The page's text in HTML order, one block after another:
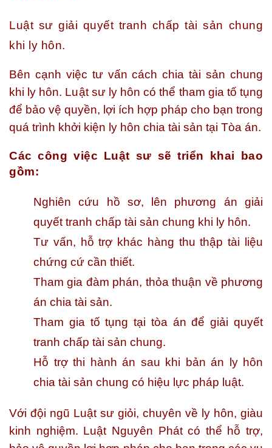
Luật sư giải quyết tranh chấp tài sản chung
khi ly hôn.
Bên cạnh việc tư vấn cách chia tài sản chung
khi ly hôn. Luật sư ly hôn có thể tham gia tố tụng
để bảo vệ quyền, lợi ích hợp pháp cho bạn trong
quá trình khởi kiện ly hôn chia tài sản tại Tòa án.
Các công việc Luật sư sẽ triển khai bao
gồm:
Nghiên cứu hồ sơ, lên phương án giải
quyết tranh chấp tài sản chung khi ly hôn.
Tư vấn, hỗ trợ khác hàng thu thập tài liệu
chứng cứ cần thiết.
Tham gia đàm phán, thỏa thuận về phương
án chia tài sản.
Tham gia tố tụng tại tòa án để giải quyết
tranh chấp tài sản chung.
Hỗ trợ thi hành án sau khi bản án ly hôn
chia tài sản chung có hiệu lực pháp luật.
Với đội ngũ Luật sư giỏi, chuyên về ly hôn, giàu
kinh nghiệm. Luật Nguyên Phát có thể hỗ trợ,